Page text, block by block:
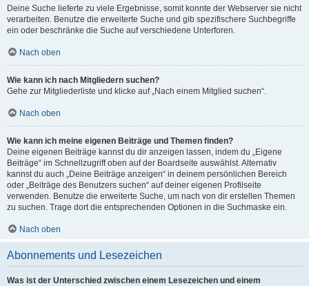
Deine Suche lieferte zu viele Ergebnisse, somit konnte der Webserver sie nicht
verarbeiten. Benutze die erweiterte Suche und gib spezifischere Suchbegriffe
ein oder beschränke die Suche auf verschiedene Unterforen.
Nach oben
Wie kann ich nach Mitgliedern suchen?
Gehe zur Mitgliederliste und klicke auf „Nach einem Mitglied suchen“.
Nach oben
Wie kann ich meine eigenen Beiträge und Themen finden?
Deine eigenen Beiträge kannst du dir anzeigen lassen, indem du „Eigene
Beiträge“ im Schnellzugriff oben auf der Boardseite auswählst. Alternativ
kannst du auch „Deine Beiträge anzeigen“ in deinem persönlichen Bereich
oder „Beiträge des Benutzers suchen“ auf deiner eigenen Profilseite
verwenden. Benutze die erweiterte Suche, um nach von dir erstellen Themen
zu suchen. Trage dort die entsprechenden Optionen in die Suchmaske ein.
Nach oben
Abonnements und Lesezeichen
Was ist der Unterschied zwischen einem Lesezeichen und einem